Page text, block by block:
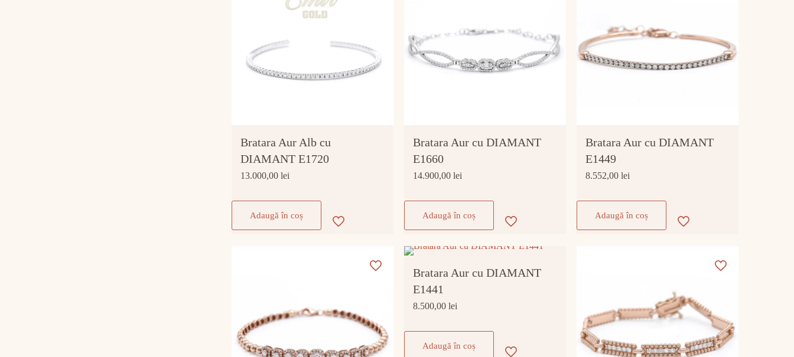
Bratara Aur Alb cu
DIAMANT E1720
13.000,00 lei
Adaugă în coș
Bratara Aur cu DIAMANT
E1660
14.900,00 lei
Adaugă în coș
Bratara Aur cu DIAMANT
E1449
8.552,00 lei
Adaugă în coș
Bratara Aur cu DIAMANT
E1441
8.500,00 lei
Adaugă în coș